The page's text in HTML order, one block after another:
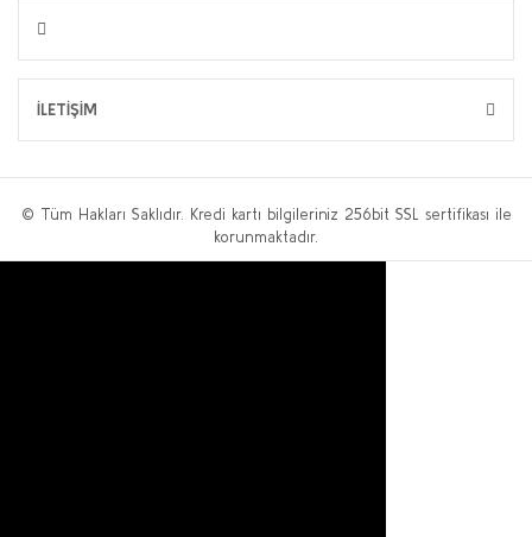
İLETİŞİM
© Tüm Hakları Saklıdır. Kredi kartı bilgileriniz 256bit SSL sertifikası ile
korunmaktadır.